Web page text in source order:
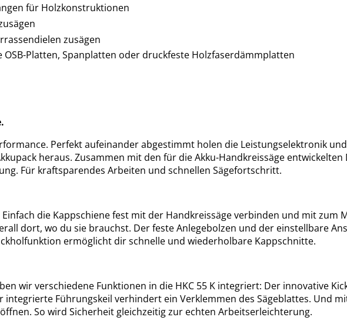
für Holzkonstruktionen
zusägen
Platten, Spanplatten oder druckfeste Holzfaserdämmplatten
Perfekt aufeinander abgestimmt holen die Leistungselektronik
heraus. Zusammen mit den für die Akku-Handkreissäge
Für kraftsparendes Arbeiten und schnellen Sägefortschritt.
die Kappschiene fest mit der Handkreissäge verbinden und mit zum
dort, wo du sie brauchst. Der feste Anlegebolzen und der einstellbare
ermöglicht dir schnelle und wiederholbare Kappschnitte.
wir verschiedene Funktionen in die HKC 55 K integriert: Der innovative
integrierte Führungskeil verhindert ein Verklemmen des Sägeblattes. Und
So wird Sicherheit gleichzeitig zur echten Arbeitserleichterung.